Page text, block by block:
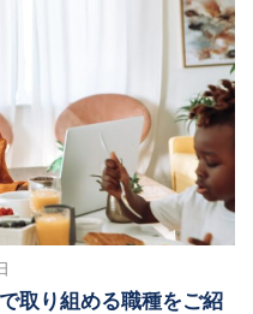
取り組める職種をご紹